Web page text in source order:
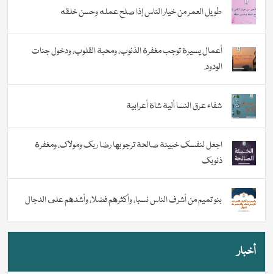
طويل العمر من خيار الناس إذا صلح عمله وحسن خلقه
أعمال يسيرة توجب مغفرة الذنوب، ومحبة القلوب، ودخول جنات
الودود.
شفاء عرق النسا ألية شاة أعرابية
اجعل لنفسك خبيئة صالحة ترجو بها رضا ربك ومولاك، ومغفرة
ذنوبك
بنو تميم من أشرف الناس نسبا، وأكثرهم فضلا، وأشدهم على الدجال
أخبار